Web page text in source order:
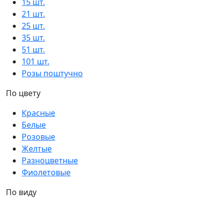
21 шт.
25 шт.
35 шт.
51 шт.
101 шт.
Розы поштучно
По цвету
Красные
Белые
Розовые
Желтые
Разноцветные
Фиолетовые
По виду